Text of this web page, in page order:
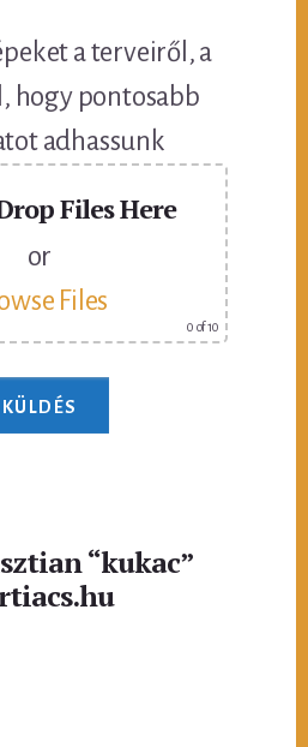
a terveiről, a
hogy pontosabb
adhassunk
Files Here
or
Files
0 of 10
“kukac”